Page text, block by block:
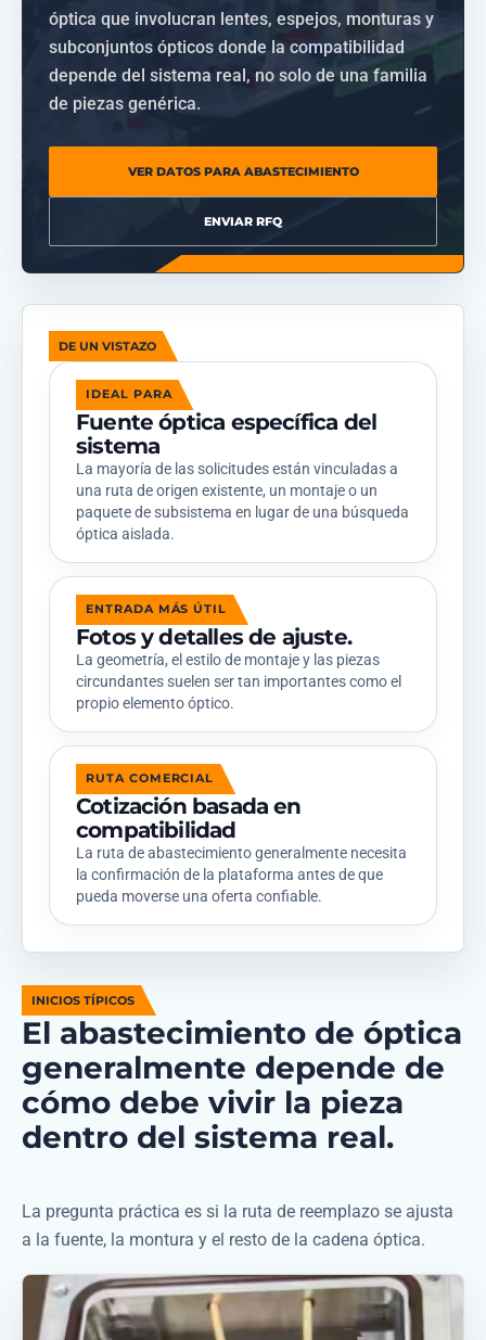
óptica que involucran lentes, espejos, monturas y
subconjuntos ópticos donde la compatibilidad
depende del sistema real, no solo de una familia
de piezas genérica.
VER DATOS PARA ABASTECIMIENTO
ENVIAR RFQ
DE UN VISTAZO
IDEAL PARA
Fuente óptica específica del
sistema
La mayoría de las solicitudes están vinculadas a
una ruta de origen existente, un montaje o un
paquete de subsistema en lugar de una búsqueda
óptica aislada.
ENTRADA MÁS ÚTIL
Fotos y detalles de ajuste.
La geometría, el estilo de montaje y las piezas
circundantes suelen ser tan importantes como el
propio elemento óptico.
RUTA COMERCIAL
Cotización basada en
compatibilidad
La ruta de abastecimiento generalmente necesita
la confirmación de la plataforma antes de que
pueda moverse una oferta confiable.
INICIOS TÍPICOS
El abastecimiento de óptica
generalmente depende de
cómo debe vivir la pieza
dentro del sistema real.
La pregunta práctica es si la ruta de reemplazo se ajusta
a la fuente, la montura y el resto de la cadena óptica.